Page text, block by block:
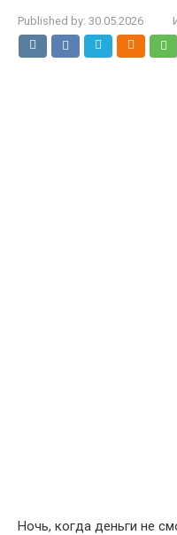
Published by: 30.05.2026
Ночь, когда деньги не